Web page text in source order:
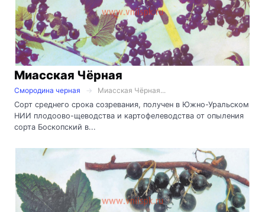
Миасская Чёрная
Смородина черная
Миасская Чёрная...
Сорт среднего срока созревания, получен в Южно-Уральском
НИИ плодоово-щеводства и картофелеводства от опыления
сорта Боскопский в...